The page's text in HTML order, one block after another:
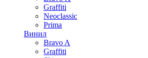
Graffiti
Neoclassic
Prima
Винил
Bravo A
Graffiti